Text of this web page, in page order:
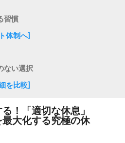
習慣
体制へ]
ない選択
を比較]
！「適切な休息」
大化する究極の休